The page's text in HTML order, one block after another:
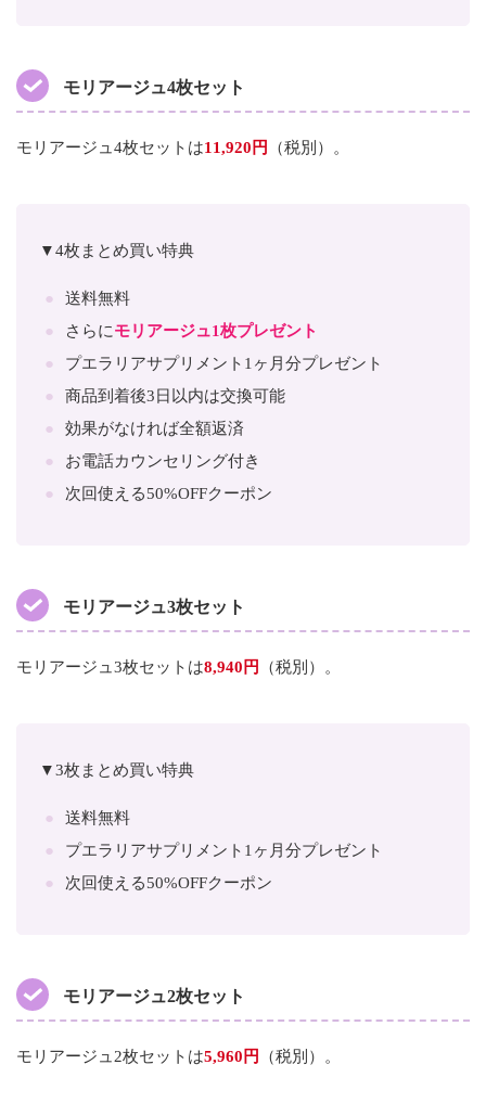
モリアージュ4枚セット
モリアージュ4枚セットは11,920円 （税別）。
▼4枚まとめ買い特典
送料無料
さらにモリアージュ1枚プレゼント
プエラリアサプリメント1ヶ月分プレゼント
商品到着後3日以内は交換可能
効果がなければ全額返済
お電話カウンセリング付き
次回使える50%OFFクーポン
モリアージュ3枚セット
モリアージュ3枚セットは8,940円 （税別）。
▼3枚まとめ買い特典
送料無料
プエラリアサプリメント1ヶ月分プレゼント
次回使える50%OFFクーポン
モリアージュ2枚セット
モリアージュ2枚セットは5,960円 （税別）。